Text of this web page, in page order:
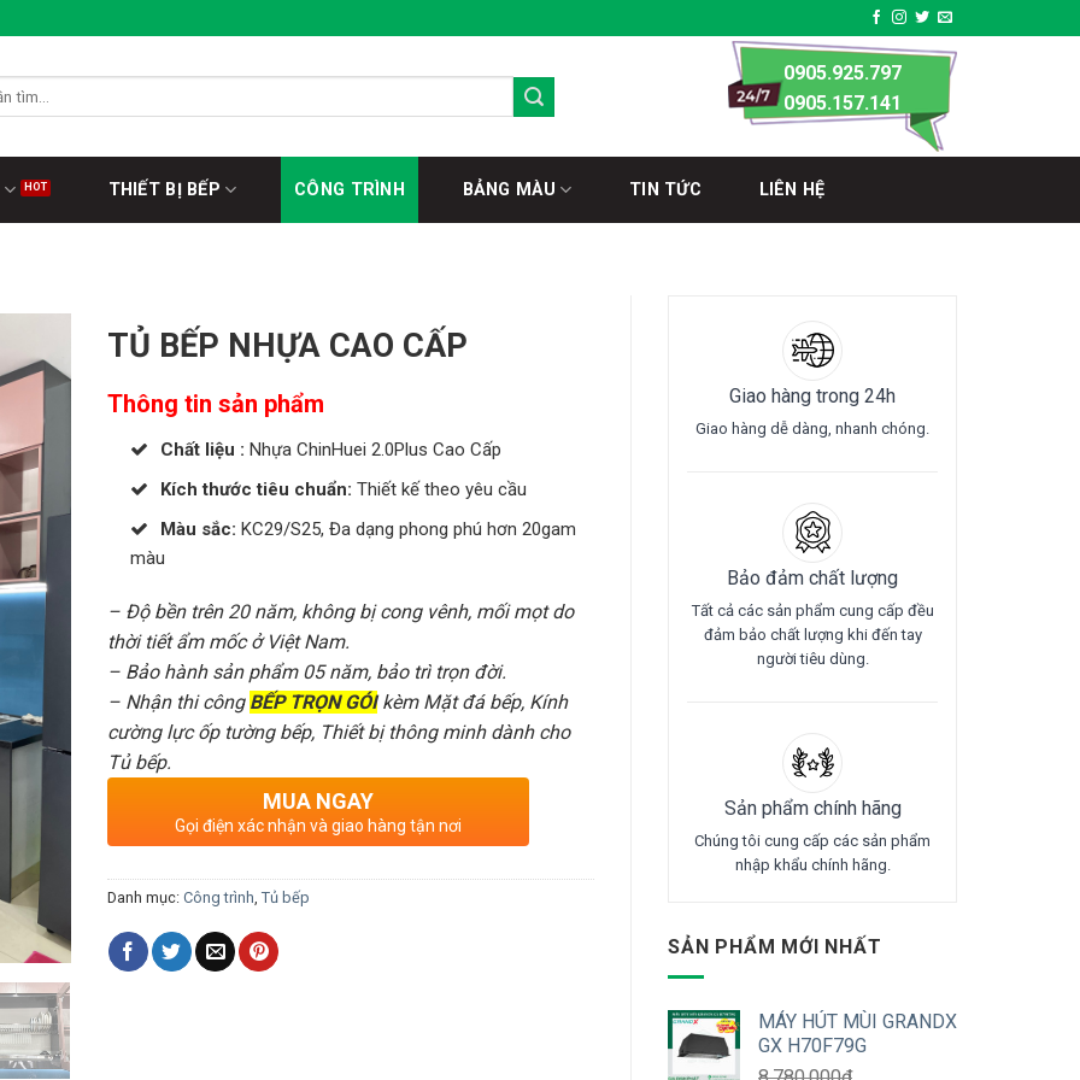
0905.925.797
0905.157.141
THIẾT BỊ BẾP CÔNG TRÌNH BẢNG MÀU TIN TỨC LIÊN HỆ
Giao hàng trong 24h
Giao hàng dễ dàng, nhanh chóng.
Bảo đảm chất lượng
Tất cả các sản phẩm cung cấp đều
đảm bảo chất lượng khi đến tay
người tiêu dùng.
Sản phẩm chính hãng
Chúng tôi cung cấp các sản phẩm
nhập khẩu chính hãng.
SẢN PHẨM MỚI NHẤT
MÁY HÚT MÙI GRANDX
GX H70F79G
TỦ BẾP NHỰA CAO CẤP
Thông tin sản phẩm
Chất liệu : Nhựa ChinHuei 2.0Plus Cao Cấp
Kích thước tiêu chuẩn: Thiết kế theo yêu cầu
Màu sắc: KC29/S25, Đa dạng phong phú hơn 20gam
màu
– Độ bền trên 20 năm, không bị cong vênh, mối mọt do
thời tiết ẩm mốc ở Việt Nam.
– Bảo hành sản phẩm 05 năm, bảo trì trọn đời.
– Nhận thi công BẾP TRỌN GÓIkèm Mặt đá bếp, Kính
cường lực ốp tường bếp, Thiết bị thông minh dành cho
Tủ bếp.
MUA NGAY
Gọi điện xác nhận và giao hàng tận nơi
Danh mục: Công trình, Tủ bếp